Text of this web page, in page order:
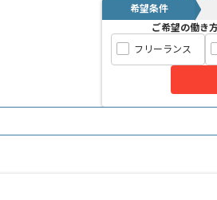
希望条件
ご希望の働き
フリーランス